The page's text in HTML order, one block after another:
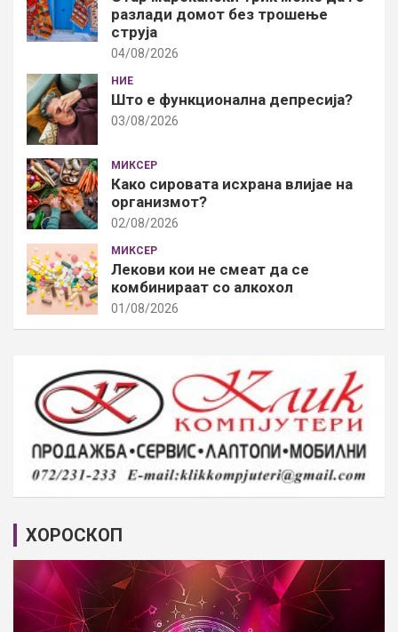
разлади домот без трошење
струја
04/08/2026
НИЕ
Што е функционална депресија?
03/08/2026
МИКСЕР
Како сировата исхрана влијае на
организмот?
02/08/2026
МИКСЕР
Лекови кои не смеат да се
комбинираат со алкохол
01/08/2026
ХОРОСКОП